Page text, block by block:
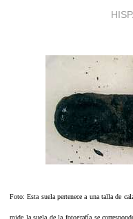
Foto: Esta suela pertenece a una talla de
mide la suela de la fotografía se